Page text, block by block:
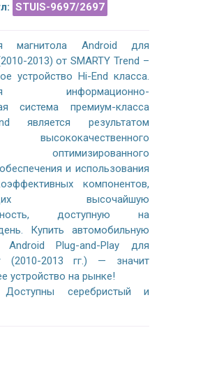
STUIS-9697/2697
магнитола Android для
2013) от SMARTY Trend –
устройство Hi-End класса.
информационно-
система премиум-класса
является результатом
оптимизированного
и использования
компонентов,
высочайшую
доступную на
Купить автомобильную
Android Plug-and-Play для
(2010-2013 гг.) — значит
устройство на рынке!
серебристый и